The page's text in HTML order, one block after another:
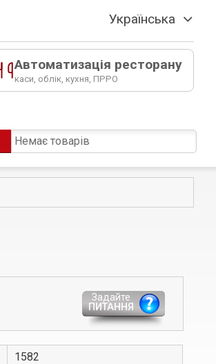
Українська
Автоматизація ресторану
каси, облік, кухня, ПРРО
Немає товарів
Задайте
ПИТАННЯ
1582